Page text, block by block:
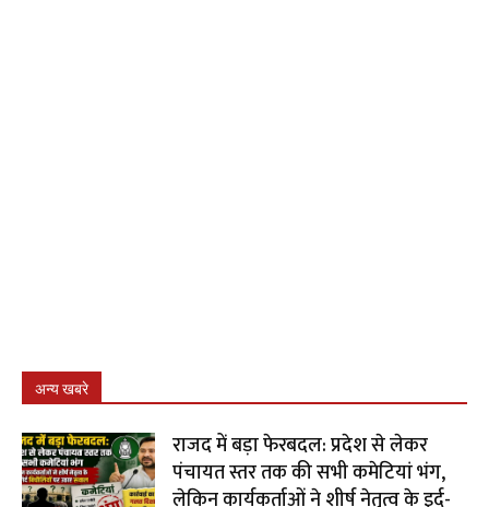
अन्य खबरे
राजद में बड़ा फेरबदल: प्रदेश से लेकर
पंचायत स्तर तक की सभी कमेटियां भंग,
लेकिन कार्यकर्ताओं ने शीर्ष नेतृत्व के इर्द-